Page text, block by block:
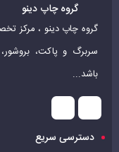
گروه چاپ دینو
گروه چاپ دینو ، مرکز
سربرگ و پاکت، بروشور،
باشد...
دسترسی سریع